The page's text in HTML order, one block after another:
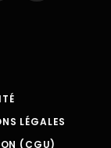
LÉGALES
(CGU)